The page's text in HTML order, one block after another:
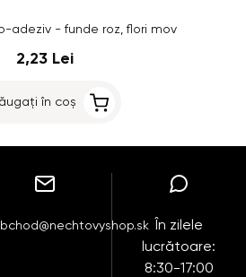
adeziv - funde roz, flori mov
2,23 Lei
în coș
În zilele
lucrătoare:
8:30-17:00